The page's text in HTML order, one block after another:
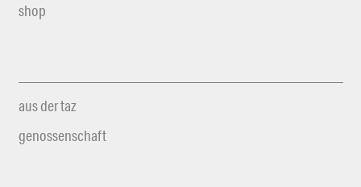
shop
aus der taz
genossenschaft